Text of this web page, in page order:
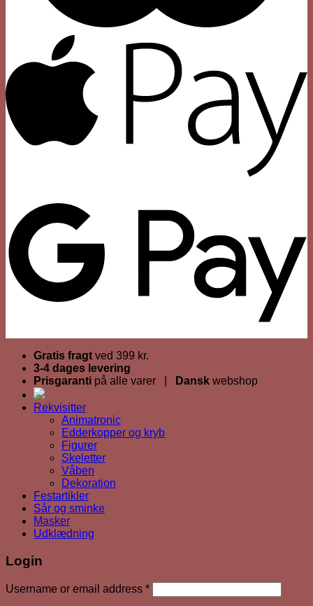
Gratis fragt ved 399 kr.
3-4 dages levering
Prisgaranti på alle varer | Dansk webshop
Rekvisitter
Animatronic
Edderkopper og kryb
Figurer
Skeletter
Våben
Dekoration
Festartikler
Sår og sminke
Masker
Udklædning
Login
Username or email address *Required